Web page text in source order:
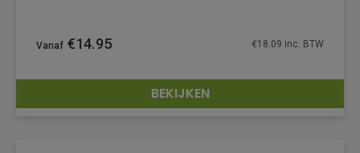
DETAILS
€14.95 €18.09 inc. BTW
BEKIJKEN